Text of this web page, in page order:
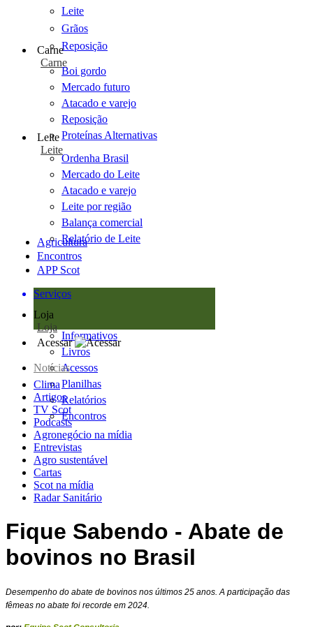
Leite
Grãos
Reposição
Carne
Carne
Boi gordo
Mercado futuro
Atacado e varejo
Reposição
Proteínas Alternativas
Leite
Leite
Ordenha Brasil
Mercado do Leite
Atacado e varejo
Leite por região
Balança comercial
Relatório de Leite
Agricultura
Encontros
APP Scot
Serviços
Loja
Loja
Informativos
Livros
Acessos
Planilhas
Relatórios
Encontros
Acessar
Notícias
Clima
Artigos
TV Scot
Podcasts
Agronegócio na mídia
Entrevistas
Agro sustentável
Cartas
Scot na mídia
Radar Sanitário
Fique Sabendo - Abate de
bovinos no Brasil
Desempenho do abate de bovinos nos últimos 25 anos. A participação das
fêmeas no abate foi recorde em 2024.